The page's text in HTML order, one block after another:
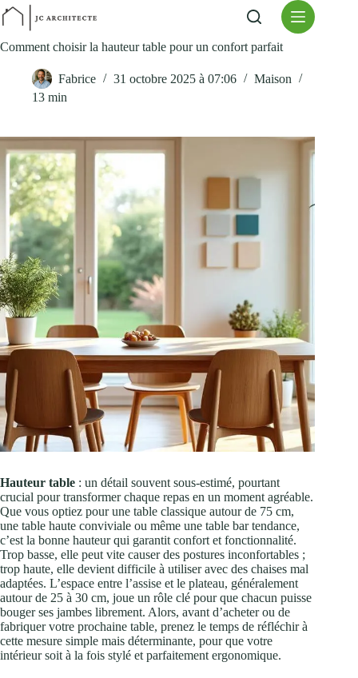
Passer
contenu
Comment choisir la hauteur table pour un confort parfait
Fabrice 31 octobre 2025 à 07:06
Maison
13 min
Hauteur table : un détail souvent sous-estimé, pourtant
crucial pour transformer chaque repas en un moment agréable.
Que vous optiez pour une table classique autour de 75 cm,
une table haute conviviale ou même une table bar tendance,
c’est la bonne hauteur qui garantit confort et fonctionnalité.
Trop basse, elle peut vite causer des postures inconfortables ;
trop haute, elle devient difficile à utiliser avec des chaises mal
adaptées. L’espace entre l’assise et le plateau, généralement
autour de 25 à 30 cm, joue un rôle clé pour que chacun puisse
bouger ses jambes librement. Alors, avant d’acheter ou de
fabriquer votre prochaine table, prenez le temps de réfléchir à
cette mesure simple mais déterminante, pour que votre
intérieur soit à la fois stylé et parfaitement ergonomique.